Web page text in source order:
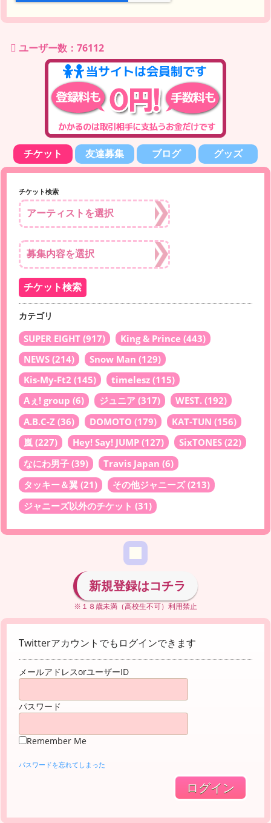
ユーザー数：76112
チケット 友達募集 ブログ グッズ
チケット検索
カテゴリ
SUPER EIGHT (917) King & Prince (443)
NEWS (214) Snow Man (129)
Kis-My-Ft2 (145) timelesz (115)
Aぇ! group (6) ジュニア (317) WEST. (192)
A.B.C-Z (36) DOMOTO (179) KAT-TUN (156)
嵐 (227) Hey! Say! JUMP (127) SixTONES (22)
なにわ男子 (39) Travis Japan (6)
タッキー＆翼 (21) その他ジャニーズ(213)
ジャニーズ以外のチケット (31)
新規登録はコチラ
※１８歳未満（高校生不可）利用禁止
Twitterアカウントでもログインできます
メールアドレスorユーザーID
パスワード
Remember Me
パスワードを忘れてしまった